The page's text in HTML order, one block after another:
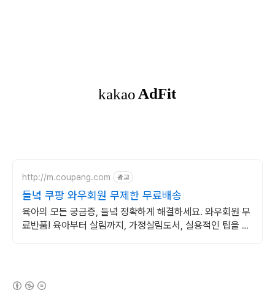
http://m.coupang.com 광고
들녘 쿠팡 와우회원 무제한 무료배송
육아의 모든 궁금증, 들녘 정확하게 해결하세요. 와우회원 무
료반품! 육아부터 살림까지, 가정살림도서, 실용적인 팁을 얻